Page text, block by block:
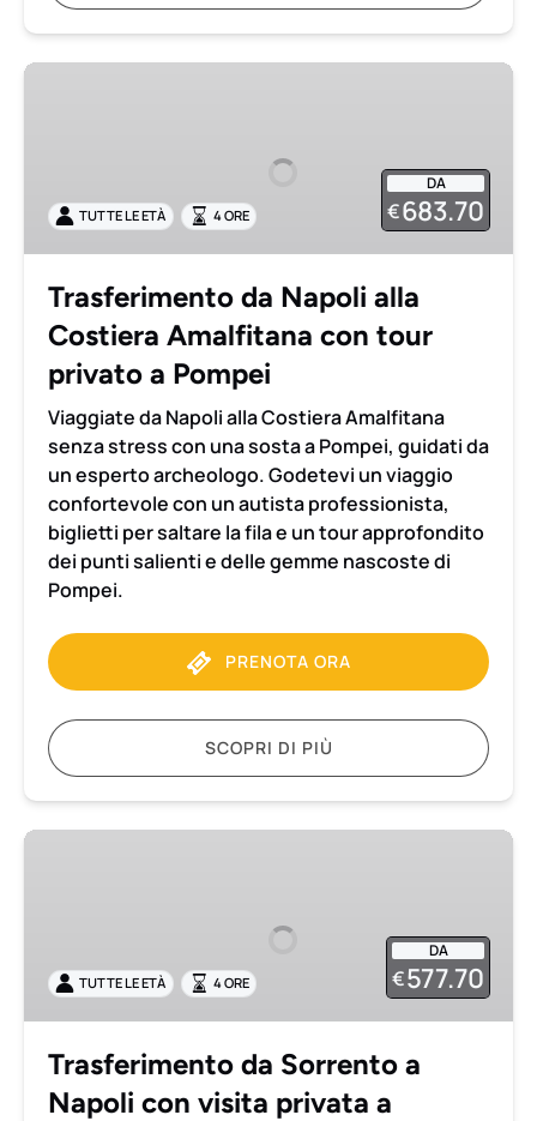
Trasferimento
Amalfitana
con
privato
Pompei
DA
€683.70
TUTTE LE ETÀ 4 ORE
Trasferimento da Napoli alla
Costiera Amalfitana con tour
privato a Pompei
Viaggiate da Napoli alla Costiera Amalfitana
senza stress con una sosta a Pompei, guidati da
un esperto archeologo. Godetevi un viaggio
confortevole con un autista professionista,
biglietti per saltare la fila e un tour approfondito
dei punti salienti e delle gemme nascoste di
Pompei.
PRENOTA ORA
SCOPRI DI PIÙ
Trasferimento
con
visita
Pompei
DA
€577.70
TUTTE LE ETÀ 4 ORE
Trasferimento da Sorrento a
Napoli con visita privata a